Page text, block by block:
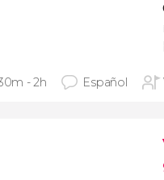
- 2h Español